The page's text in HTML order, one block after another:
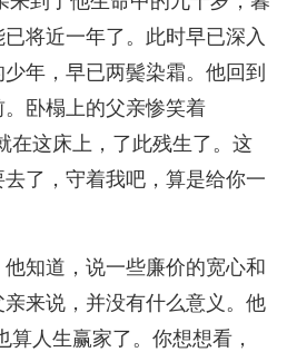
将近一年了。此时早已深入
年，早已两鬓染霜。他回到
卧榻上的父亲惨笑着
在这床上，了此残生了。这
了，守着我吧，算是给你一
知道，说一些廉价的宽心和
来说，并没有什么意义。他
算人生赢家了。你想想看，